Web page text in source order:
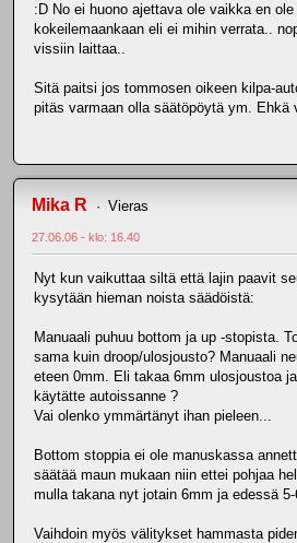
:D No ei huono ajettava ole vaikka en
kokeilemaankaan eli ei mihin verrata..
vissiin laittaa..
Sitä paitsi jos tommosen oikeen kilpa-
pitäs varmaan olla säätöpöytä ym. Ehkä
Mika R Vieras
27.06.06 - klo: 16.40
Nyt kun vaikuttaa siltä että lajin paavit
kysytään hieman noista säädöistä:
Manuaali puhuu bottom ja up -stopista.
sama kuin droop/ulosjousto? Manuaali
eteen 0mm. Eli takaa 6mm ulosjoustoa
käytätte autoissanne ?
Vai olenko ymmärtänyt ihan pieleen...
Bottom stoppia ei ole manuskassa
säätää maun mukaan niin ettei pohjaa
mulla takana nyt jotain 6mm ja edessä
Vaihdoin myös välitykset hammasta